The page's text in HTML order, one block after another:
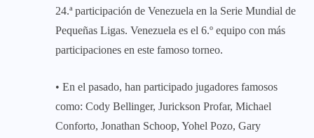
24.ª participación de Venezuela en la Serie Mundial de
Pequeñas Ligas. Venezuela es el 6.º equipo con más
participaciones en este famoso torneo.
• En el pasado, han participado jugadores famosos
como: Cody Bellinger, Jurickson Profar, Michael
Conforto, Jonathan Schoop, Yohel Pozo, Gary